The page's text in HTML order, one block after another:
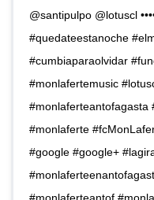
@santipulpo @lotuscl
#quedateestanoche
#cumbiaparaolvidar
#monlafertemusic
#monlaferteantofagasta
#monlaferte
#google #google+